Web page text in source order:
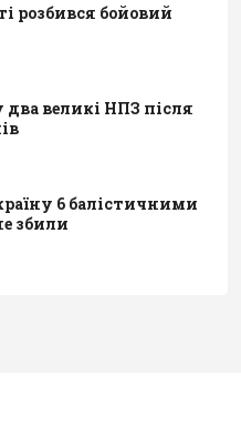
розбився бойовий
два великі НПЗ після
6 балістичними
збили